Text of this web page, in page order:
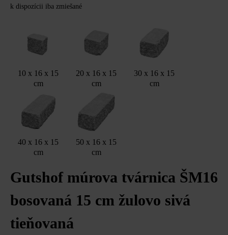
k dispozícii iba zmiešané
10 x 16 x 15
cm
20 x 16 x 15
cm
30 x 16 x 15
cm
40 x 16 x 15
cm
50 x 16 x 15
cm
Gutshof múrova tvárnica ŠM16
bosovaná 15 cm žulovo sivá
tieňovaná